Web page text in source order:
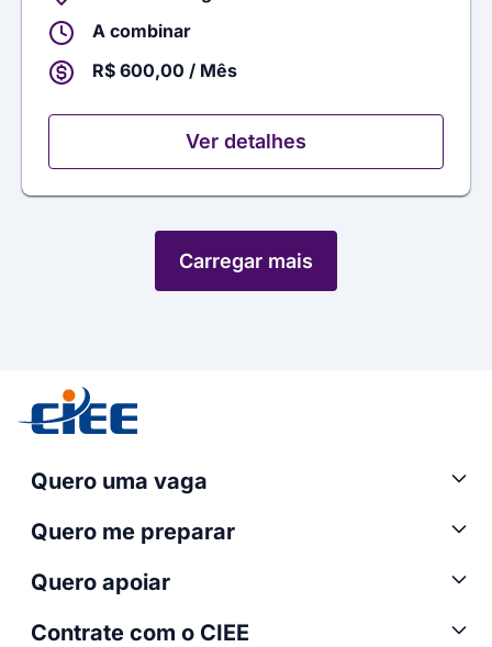
A combinar
R$ 600,00 / Mês
Ver detalhes
Carregar mais
Quero uma vaga
Quero me preparar
Quero apoiar
Contrate com o CIEE